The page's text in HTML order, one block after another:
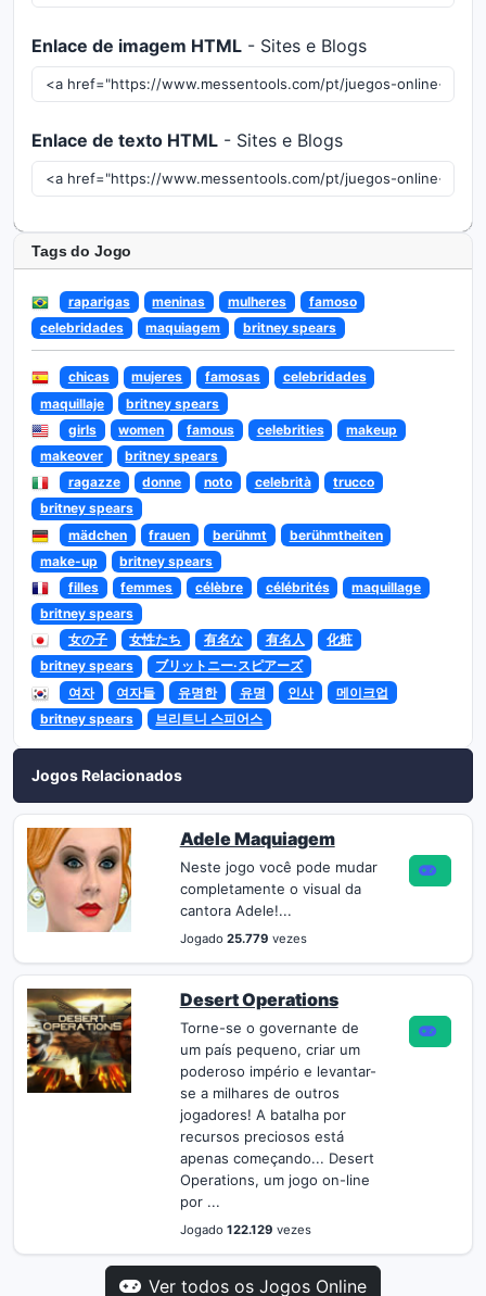
Enlace de imagem HTML - Sites e Blogs
Enlace de texto HTML - Sites e Blogs
Tags do Jogo
raparigas meninas mulheres
famoso
celebridades
maquiagem britney spears
chicas mujeres famosas
celebridades
maquillaje
britney spears
girls
women famous celebrities
makeup
makeover
britney spears
ragazze
donne noto celebrità
trucco
britney spears
mädchen
frauen berühmt
berühmtheiten
make-up
britney spears
filles
femmes célèbre célébrités
maquillage
britney spears
女の子
女性たち 有名な 有名人
化粧
britney spears
ブリットニー·スピアーズ
여자
여자들 유명한 유명 인사
메이크업
britney spears
브리트니 스피어스
Jogos Relacionados
Adele Maquiagem
Neste jogo você pode mudar
completamente o visual da
cantora Adele!...
Jogado 25.779 vezes
Desert Operations
Torne-se o governante de
um país pequeno, criar um
poderoso império e levantar-
se a milhares de outros
jogadores! A batalha por
recursos preciosos está
apenas começando... Desert
Operations, um jogo on-line
por ...
Jogado 122.129 vezes
Ver todos os Jogos Online